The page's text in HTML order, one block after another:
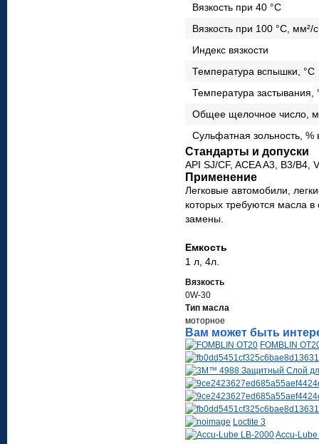
Вяз­кость при 40 °C
Вяз­кость при 100 °C, мм²/с
Индекс вяз­кости
Тем­пе­ра­тура вспышки, °C
Тем­пе­ра­тура засты­вания,
Общее щелочное число,
Суль­фатная золь­ность, %
Стандарты и допуски
API SJ/CF, ACEA A3, B3/
Применение
Лег­ковые авто­мо­били,
которых тре­бу­ются масла
замены.
Емкость
1 л, 4л.
Вязкость
0W-30
Тип масла
моторное
Вам может быть
FOMBLIN
Loctite 3
Accu-